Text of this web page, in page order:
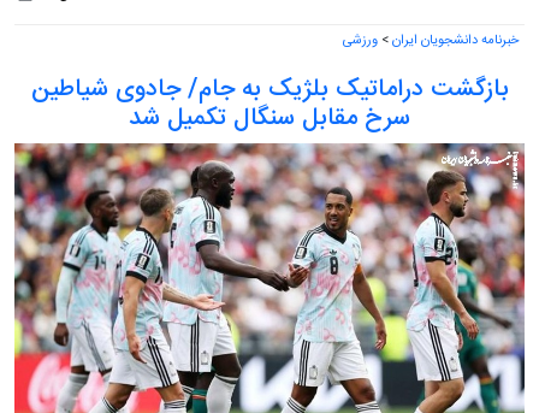
خبرنامه دانشجویان ایران> ورزشی
بازگشت دراماتیک بلژیک به جام/ جادوی شیاطین
سرخ مقابل سنگال تکمیل شد